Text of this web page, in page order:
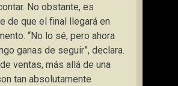
No obstante, es
de que el final llegará en
“No lo sé, pero ahora
ganas de seguir”, declara.
ventas, más allá de una
tan absolutamente